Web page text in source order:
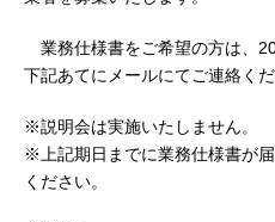
業務仕様書をご希望の方は、
下記あてにメールにてご連絡くだ
※説明会は実施いたしません。
※上記期日までに業務仕様書が
ください。